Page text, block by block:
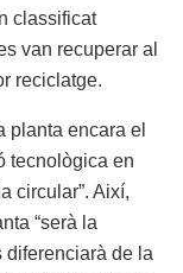
classificat
van recuperar al
reciclatge.
planta encara el
tecnològica en
circular”. Així,
“serà la
diferenciarà de la